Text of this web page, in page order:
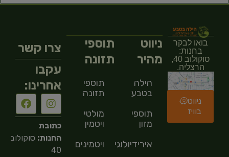
בואו לבקר
בחנות:
סוקולוב 40,
הרצליה.
ניווט
בוויז
ניווט
מהיר
הילה
בטבע
תוספי
מזון
אירידיולוגיה
תוספי
תזונה
תוספי
תזונה
מולטי
ויטמין
ויטמינים
צרו קשר
עקבו
אחרינו:
כתובת
החנות: סוקולוב
40